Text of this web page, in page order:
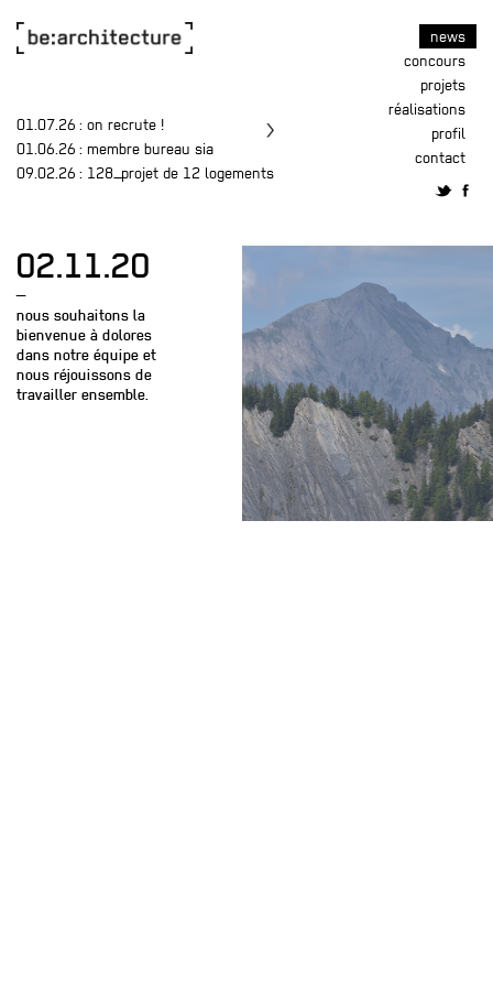
news
concours
projets
réalisations
profil
contact
01.07.26 : on recrute !
01.06.26 : membre bureau sia
09.02.26 : 128_projet de 12 logements
02.11.20
—
nous souhaitons la
bienvenue à dolores
dans notre équipe et
nous réjouissons de
travailler ensemble.